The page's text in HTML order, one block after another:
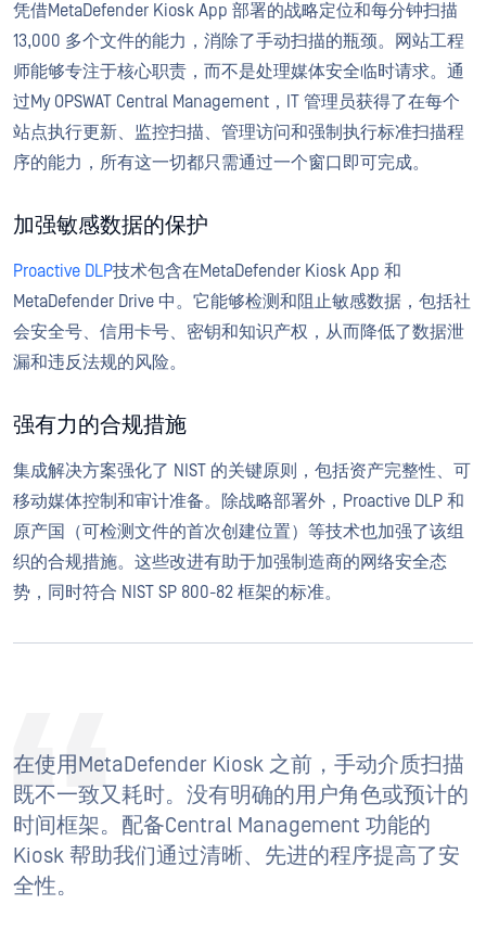
凭借MetaDefender Kiosk App 部署的战略定位和每分钟扫描
13,000 多个文件的能力，消除了手动扫描的瓶颈。网站工程
师能够专注于核心职责，而不是处理媒体安全临时请求。通
过My OPSWAT Central Management，IT 管理员获得了在每个
站点执行更新、监控扫描、管理访问和强制执行标准扫描程
序的能力，所有这一切都只需通过一个窗口即可完成。
加强敏感数据的保护
Proactive DLP技术包含在MetaDefender Kiosk App 和
MetaDefender Drive 中。它能够检测和阻止敏感数据，包括社
会安全号、信用卡号、密钥和知识产权，从而降低了数据泄
漏和违反法规的风险。
强有力的合规措施
集成解决方案强化了 NIST 的关键原则，包括资产完整性、可
移动媒体控制和审计准备。除战略部署外，Proactive DLP 和
原产国（可检测文件的首次创建位置）等技术也加强了该组
织的合规措施。这些改进有助于加强制造商的网络安全态
势，同时符合 NIST SP 800-82 框架的标准。
在使用MetaDefender Kiosk 之前，手动介质扫描
既不一致又耗时。没有明确的用户角色或预计的
时间框架。配备Central Management 功能的
Kiosk 帮助我们通过清晰、先进的程序提高了安
全性。